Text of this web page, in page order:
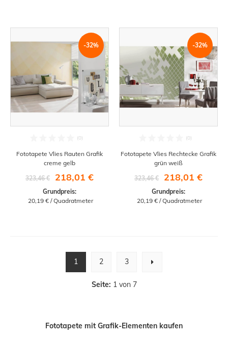
-32%
Fototapete Vlies Rauten Grafik
creme gelb
323,46 €
218,01 €
Grundpreis:
20,19 € / Quadratmeter
-32%
Fototapete Vlies Rechtecke Grafik
grün weiß
323,46 €
218,01 €
Grundpreis:
20,19 € / Quadratmeter
1 2 3
Seite: 1 von 7
Fototapete mit Grafik-Elementen kaufen